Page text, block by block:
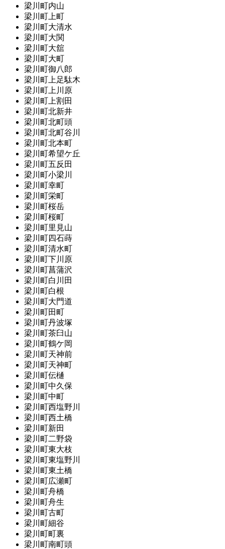
梁川町内山
梁川町上町
梁川町大清水
梁川町大関
梁川町大舘
梁川町大町
梁川町御八郎
梁川町上足駄木
梁川町上川原
梁川町上割田
梁川町北新井
梁川町北町頭
梁川町北町谷川
梁川町北本町
梁川町希望ケ丘
梁川町五反田
梁川町小梁川
梁川町幸町
梁川町栄町
梁川町桜岳
梁川町桜町
梁川町里見山
梁川町四石蒔
梁川町清水町
梁川町下川原
梁川町菖蒲沢
梁川町白川田
梁川町白根
梁川町大門道
梁川町田町
梁川町丹波塚
梁川町茶臼山
梁川町鶴ケ岡
梁川町天神前
梁川町天神町
梁川町伝樋
梁川町中久保
梁川町中町
梁川町西塩野川
梁川町西土橋
梁川町新田
梁川町二野袋
梁川町東大枝
梁川町東塩野川
梁川町東土橋
梁川町広瀬町
梁川町舟橋
梁川町舟生
梁川町古町
梁川町細谷
梁川町町裏
梁川町南町頭